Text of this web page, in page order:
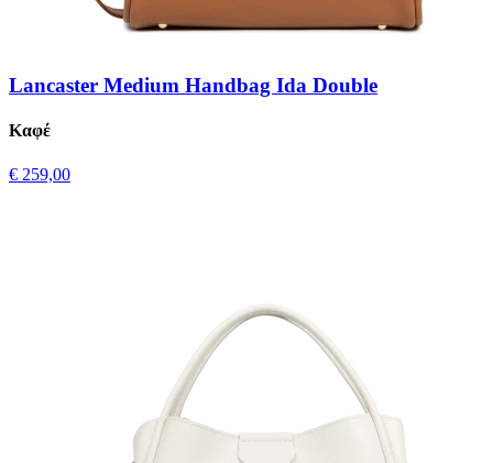
Lancaster Medium Handbag Ida Double
Καφέ
€ 259,00